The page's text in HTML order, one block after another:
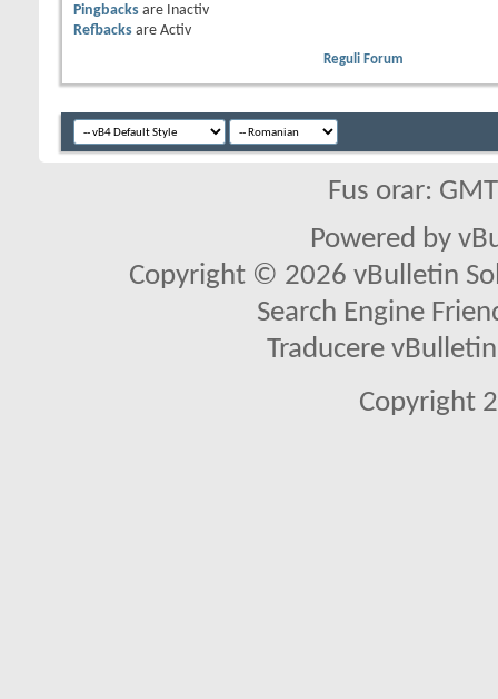
Pingbacks are
Inactiv
Refbacks are Activ
Reguli Forum
Fus orar:
Powered by
Copyright © 2026 vBulletin
Search Engine
Traducere
Copyright